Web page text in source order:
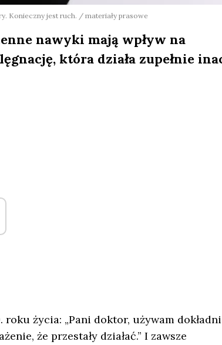
Konieczny jest ruch. / materiały prasowe
nawyki mają wpływ na
która działa zupełnie
życia: „Pani doktor, używam
że przestały działać.” I zawsze